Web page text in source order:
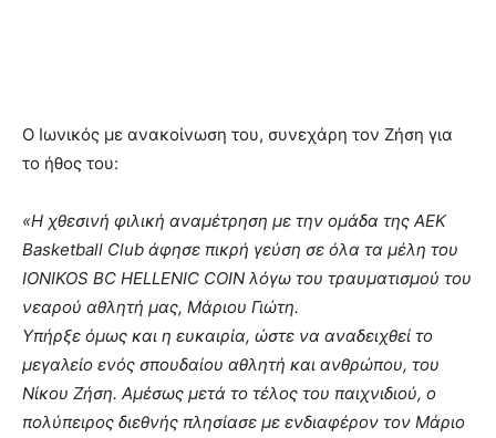
Ο Ιωνικός με ανακοίνωση του, συνεχάρη τον Ζήση για
το ήθος του:
«Η χθεσινή φιλική αναμέτρηση με την ομάδα της AEK
Basketball Club άφησε πικρή γεύση σε όλα τα μέλη του
IONIKOS BC HELLENIC COIN λόγω του τραυματισμού του
νεαρού αθλητή μας, Μάριου Γιώτη.
Υπήρξε όμως και η ευκαιρία, ώστε να αναδειχθεί το
μεγαλείο ενός σπουδαίου αθλητή και ανθρώπου, του
Νίκου Ζήση. Αμέσως μετά το τέλος του παιχνιδιού, ο
πολύπειρος διεθνής πλησίασε με ενδιαφέρον τον Μάριο